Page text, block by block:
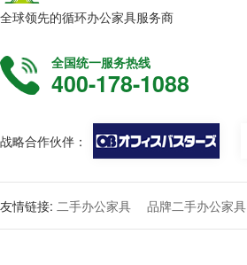
全球领先的循环办公家具服务商
全国统一服务热线
400-178-1088
战略合作伙伴：
友情链接: 二手办公家具 品牌二手办公家具